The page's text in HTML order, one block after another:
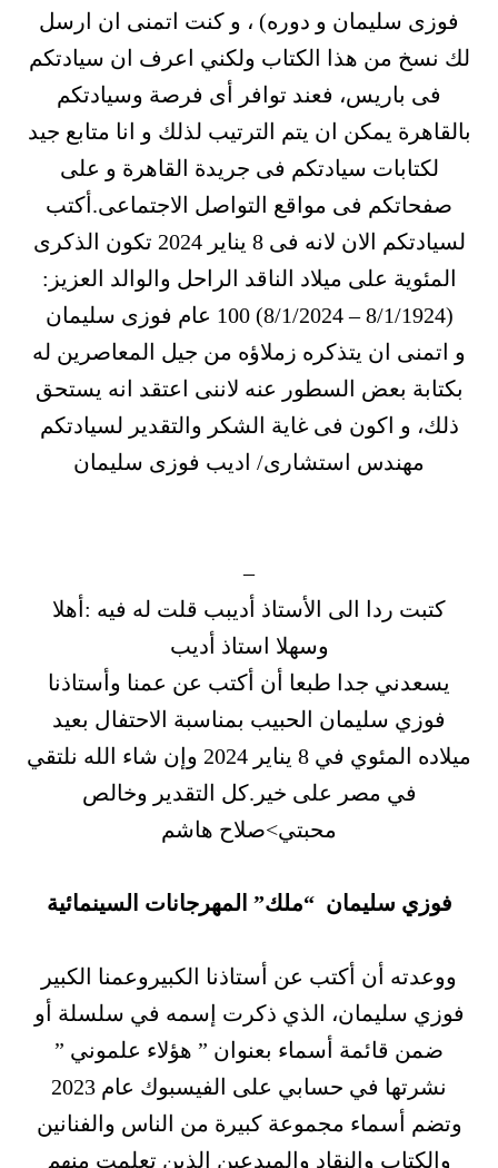
فوزى سليمان و دوره) ، و كنت اتمنى ان ارسل
لك نسخ من هذا الكتاب ولكني اعرف ان سيادتكم
فى باريس، فعند توافر أى فرصة وسيادتكم
بالقاهرة يمكن ان يتم الترتيب لذلك و انا متابع جيد
لكتابات سيادتكم فى جريدة القاهرة و على
صفحاتكم فى مواقع التواصل الاجتماعى.أكتب
لسيادتكم الان لانه فى 8 يناير 2024 تكون الذكرى
المئوية على ميلاد الناقد الراحل والوالد العزيز:
(8/1/1924 – 8/1/2024) 100 عام فوزى سليمان
و اتمنى ان يتذكره زملاؤه من جيل المعاصرين له
بكتابة بعض السطور عنه لاننى اعتقد انه يستحق
ذلك، و اكون فى غاية الشكر والتقدير لسيادتكم
مهندس استشارى/ اديب فوزى سليمان
–
كتبت ردا الى الأستاذ أديبب قلت له فيه :أهلا
وسهلا استاذ أديب
يسعدني جدا طبعا أن أكتب عن عمنا وأستاذنا
فوزي سليمان الحبيب بمناسبة الاحتفال بعيد
ميلاده المئوي في 8 يناير 2024 وإن شاء الله نلتقي
في مصر على خير.كل التقدير وخالص
محبتي>صلاح هاشم
فوزي سليمان “ملك” المهرجانات السينمائية
ووعدته أن أكتب عن أستاذنا الكبيروعمنا الكبير
فوزي سليمان، الذي ذكرت إسمه في سلسلة أو
ضمن قائمة أسماء بعنوان ” هؤلاء علموني ”
نشرتها في حسابي على الفيسبوك عام 2023
وتضم أسماء مجموعة كبيرة من الناس والفنانين
والكتاب والنقاد والمبدعين الذين تعلمت منهم